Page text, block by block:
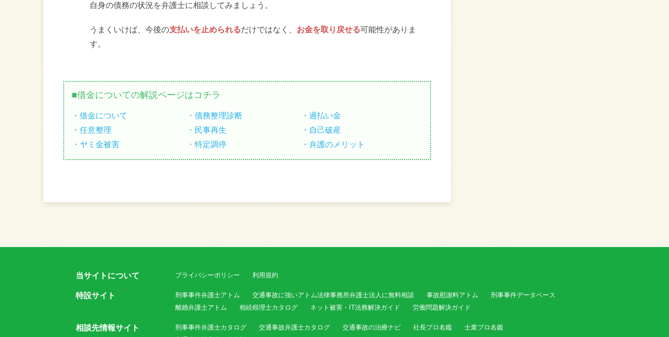
自身の債務の状況を弁護士に相談してみましょう。
うまくいけば、今後の支払いを止められるだけではなく、 お金を取り戻せる可能性がありま
す。
借金についての解説ページはコチラ
借金について 債務整理診断
過払い金
任意整理
民事再生
自己破産
ヤミ金被害
特定調停 弁護のメリット
当サイトについて プライバシーポリシー 利用規約
特設サイト 刑事事件弁護士アトム 交通事故に強いアトム法律事務所弁護士法人に無料相談 事故慰謝料アトム
刑事事件データベース
離婚弁護士アトム
相続税理士カタログ ネット被害・IT法務解決ガイド 労働問題解決ガイド
相談先情報サイト 刑事事件弁護士カタログ 交通事故弁護士カタログ 交通事故の治療ナビ 社長プロ名鑑
士業プロ名鑑